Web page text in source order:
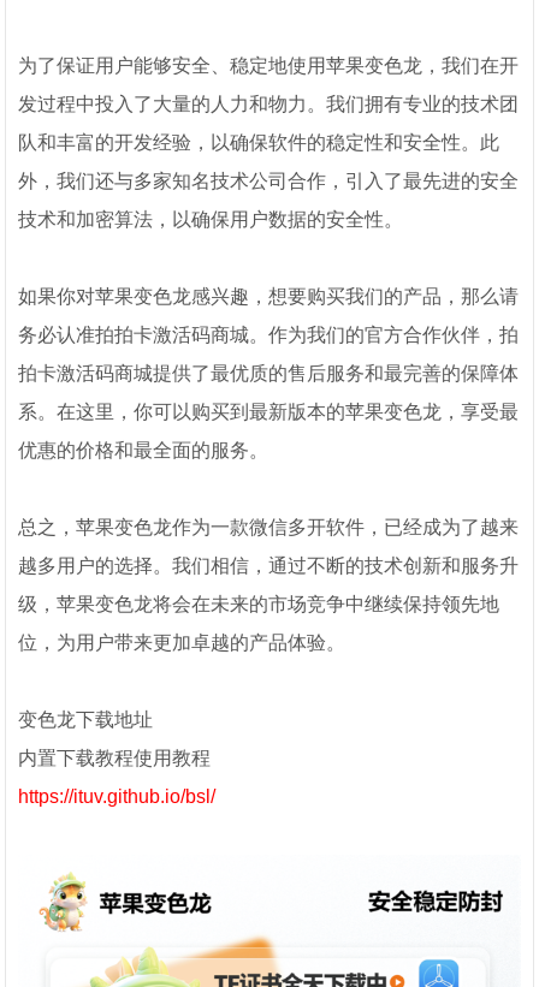
为了保证用户能够安全、稳定地使用苹果变色龙，我们在开
发过程中投入了大量的人力和物力。我们拥有专业的技术团
队和丰富的开发经验，以确保软件的稳定性和安全性。此
外，我们还与多家知名技术公司合作，引入了最先进的安全
技术和加密算法，以确保用户数据的安全性。
如果你对苹果变色龙感兴趣，想要购买我们的产品，那么请
务必认准拍拍卡激活码商城。作为我们的官方合作伙伴，拍
拍卡激活码商城提供了最优质的售后服务和最完善的保障体
系。在这里，你可以购买到最新版本的苹果变色龙，享受最
优惠的价格和最全面的服务。
总之，苹果变色龙作为一款微信多开软件，已经成为了越来
越多用户的选择。我们相信，通过不断的技术创新和服务升
级，苹果变色龙将会在未来的市场竞争中继续保持领先地
位，为用户带来更加卓越的产品体验。
变色龙下载地址
内置下载教程使用教程
https://ituv.github.io/bsl/